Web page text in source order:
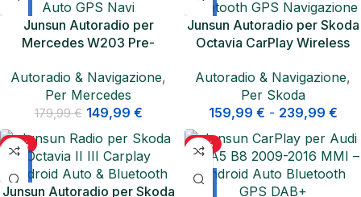
Junsun Autoradio per
Mercedes W203 Pre-
GPS Navigazione
Autoradio & Navigazione,
Per Mercedes
179,99€ 149,99 €
Junsun Autoradio per Skoda
Octavia CarPlay Wireless
Autoradio & Navigazione,
Per Skoda
159,99 € - 239,99 €
-21%
Junsun Autoradio per Skoda
-10%